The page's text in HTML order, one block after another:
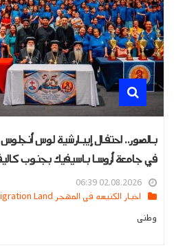
بالصور.. احتفال إيبارشية لوس
في جامعة أزوسا باسيفيك بجنوب
02.08.2026 06:39
اخبار الكنيسه في المهجر Church News in Immigration Land
وطنى